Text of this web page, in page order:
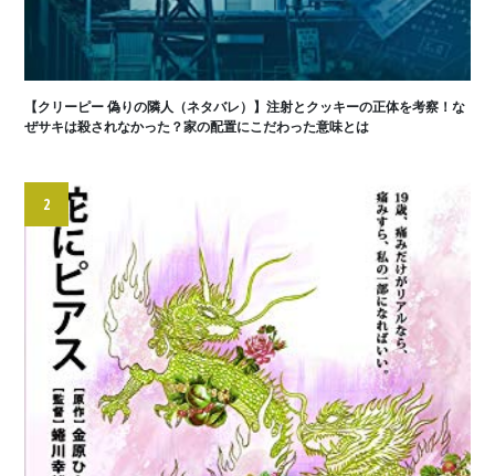
【クリーピー 偽りの隣人（ネタバレ）】注射とクッキーの正体を考察！な
ぜサキは殺されなかった？家の配置にこだわった意味とは
2